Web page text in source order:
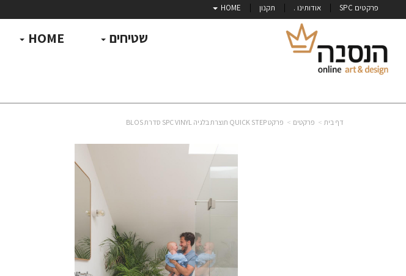
פרקטים SPC אודותינו . תקנון HOME
שטיחים HOME
דף בית פרקטים פרקט QUICK STEP תוצרת בלגיה SPC VINYL סדרת BLOS